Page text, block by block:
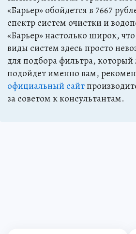
«Барьер» обойдется в 7667
спектр систем очистки и
«Барьер» настолько широк,
виды систем здесь просто
для подбора фильтра, который
подойдет именно вам,
официальный сайт
за советом к консультантам.